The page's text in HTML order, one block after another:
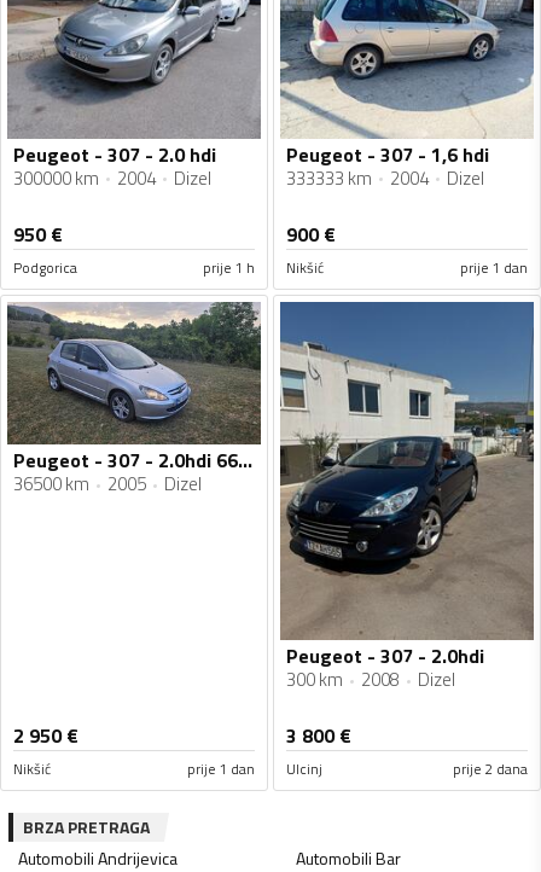
Peugeot - 307 - 2.0 hdi
300000 km 2004 Dizel
950€
Podgorica prije 1 h
Peugeot - 307 - 1,6 hdi
333333 km 2004 Dizel
900€
Nikšić prije 1 dan
Peugeot - 307 - 2.0hdi 66kw
36500 km 2005 Dizel
2 950€
Nikšić prije 1 dan
Peugeot - 307 - 2.0hdi
300 km 2008 Dizel
3 800€
Ulcinj prije 2 dana
BRZA PRETRAGA
AutomobiliAndrijevica AutomobiliBar